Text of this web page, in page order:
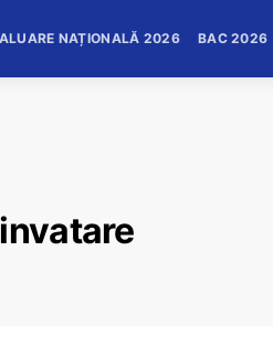
NAȚIONALĂ 2026 BAC 2026